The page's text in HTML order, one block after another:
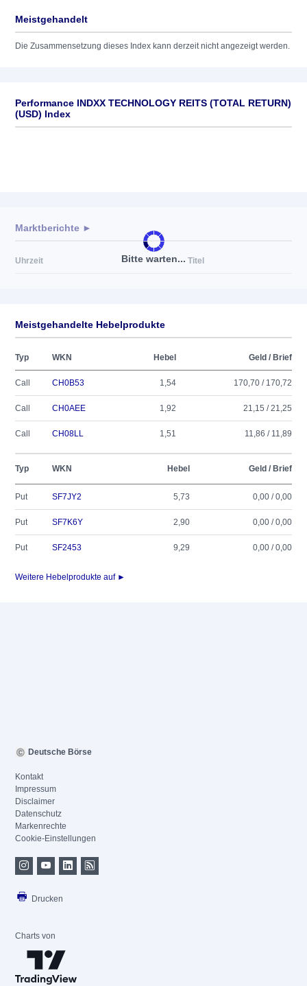
Meistgehandelt
Die Zusammensetzung dieses Index kann derzeit nicht angezeigt werden.
Performance INDXX TECHNOLOGY REITS (TOTAL RETURN)
(USD) Index
Bitte warten...
Marktberichte ►
Uhrzeit Titel
Meistgehandelte Hebelprodukte
Typ WKN Hebel Geld / Brief
Call CH0B53 1,54 170,70 / 170,72
Call CH0AEE 1,92 21,15 / 21,25
Call CH08LL 1,51 11,86 / 11,89
Typ WKN Hebel Geld / Brief
Put SF7JY2 5,73 0,00 / 0,00
Put SF7K6Y 2,90 0,00 / 0,00
Put SF2453 9,29 0,00 / 0,00
Weitere Hebelprodukte auf ►
Deutsche Börse
Kontakt
Impressum
Disclaimer
Datenschutz
Markenrechte
Cookie-Einstellungen
Drucken
Charts von